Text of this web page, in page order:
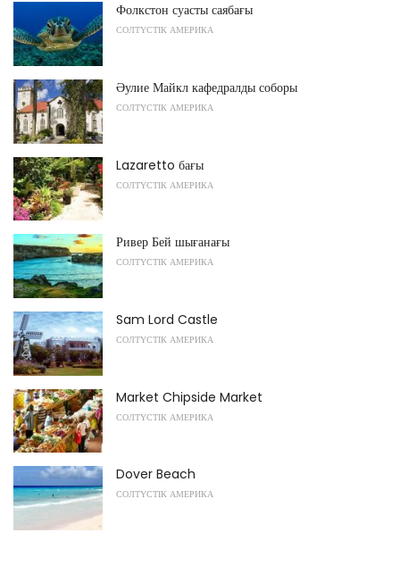
Фолкстон суасты саябағы
СОЛТҮСТІК АМЕРИКА
Әулие Майкл кафедралды соборы
СОЛТҮСТІК АМЕРИКА
Lazaretto бағы
СОЛТҮСТІК АМЕРИКА
Ривер Бей шығанағы
СОЛТҮСТІК АМЕРИКА
Sam Lord Castle
СОЛТҮСТІК АМЕРИКА
Market Chipside Market
СОЛТҮСТІК АМЕРИКА
Dover Beach
СОЛТҮСТІК АМЕРИКА